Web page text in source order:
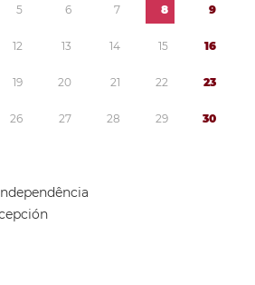
5 6 7 8 9
12 13 14 15 16
19 20 21 22 23
26 27 28 29 30